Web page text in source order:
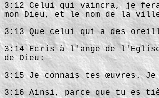
3:12 Celui qui vaincra, je
mon Dieu, et le nom de la ville
3:13 Que celui qui a des
3:14 Ecris à l'ange de
de Dieu:
3:15 Je connais tes œuvres.
3:16 Ainsi, parce que tu es